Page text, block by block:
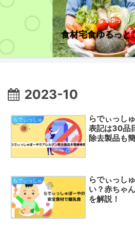
おうちでゆっくり
食材宅食ゆるっと
2023-10
らでぃっしゅ
らでぃっし
表記は30品
除去製品も
らでぃっしゅ
らでぃっし
い？赤ちゃ
を解説！